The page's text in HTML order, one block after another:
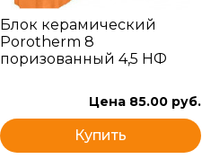
Блок керамический
Porotherm 8
поризованный 4,5 НФ
Цена 85.00 руб.
Купить